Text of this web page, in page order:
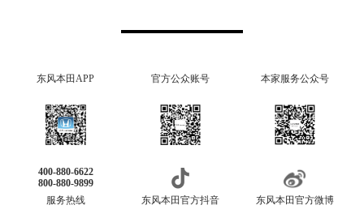
东风本田APP 官方公众账号 本家服务公众号
400-880-6622
800-880-9899
服务热线
东风本田官方抖音 东风本田官方微博